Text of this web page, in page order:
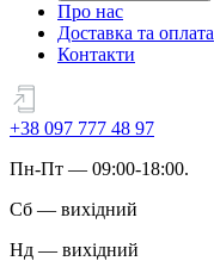
Про нас
Доставка та оплата
Контакти
+38 097 777 48 97
Пн-Пт — 09:00-18:00.
Сб — вихідний
Нд — вихідний